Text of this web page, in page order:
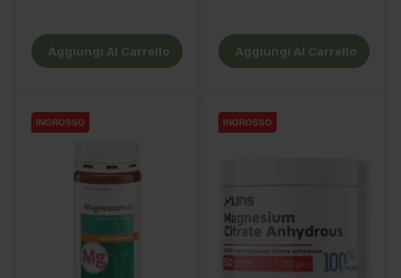
Aggiungi Al Carrello Aggiungi Al Carrello
INGROSSO
INGROSSO INGROSSO
INGROSSO